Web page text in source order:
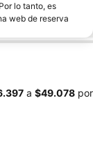
lo tanto, es
web de reserva
a ‎$49.078 por